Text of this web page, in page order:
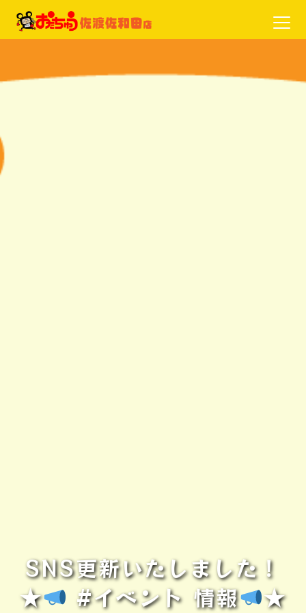
SNS更新いたしました！
★
#イベント 情報 ★